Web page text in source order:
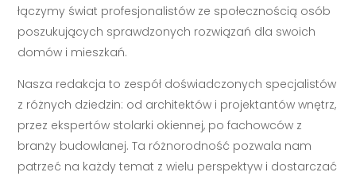
łączymy świat profesjonalistów ze społecznością osób
poszukujących sprawdzonych rozwiązań dla swoich
domów i mieszkań.
Nasza redakcja to zespół doświadczonych specjalistów
z różnych dziedzin: od architektów i projektantów wnętrz,
przez ekspertów stolarki okiennej, po fachowców z
branży budowlanej. Ta różnorodność pozwala nam
patrzeć na każdy temat z wielu perspektyw i dostarczać